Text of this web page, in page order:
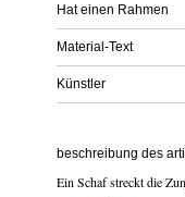
Hat einen Rahmen
Material-Text
Künstler
beschreibung des
Ein Schaf streckt die